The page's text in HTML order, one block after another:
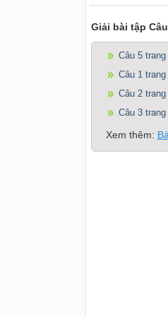
Giải bài tập
Câu 5
Câu 1
Câu 2
Câu 3
Xem thêm: